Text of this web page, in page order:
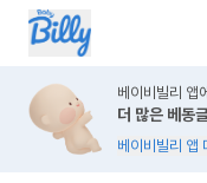
베이비빌리 앱
더 많은 베동
베이비빌리 앱